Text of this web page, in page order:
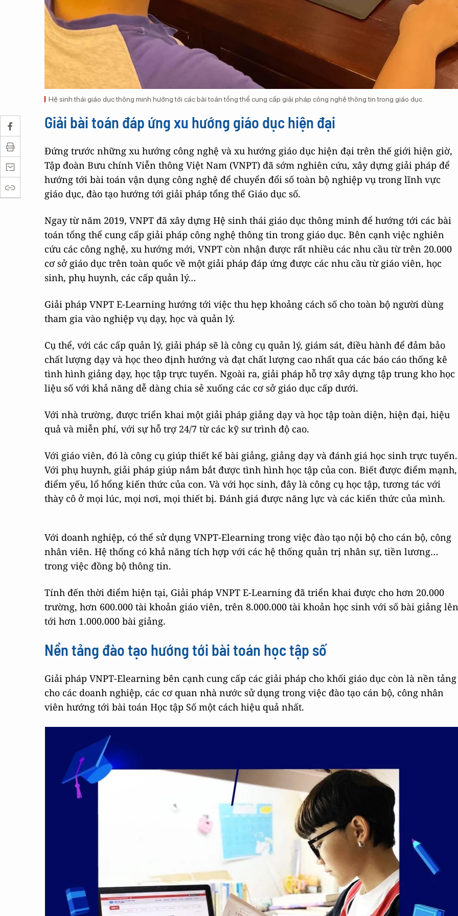
Hệ sinh thái giáo dục thông minh hướng tới các bài toán tổng thể cung cấp giải pháp công nghệ thông tin trong giáo dục.
Giải bài toán đáp ứng xu hướng giáo dục hiện đại
Đứng trước những xu hướng công nghệ và xu hướng giáo dục hiện đại trên thế giới hiện giờ,
Tập đoàn Bưu chính Viễn thông Việt Nam (VNPT) đã sớm nghiên cứu, xây dựng giải pháp để
hướng tới bài toán vận dụng công nghệ để chuyển đổi số toàn bộ nghiệp vụ trong lĩnh vực
giáo dục, đào tạo hướng tới giải pháp tổng thể Giáo dục số.
Ngay từ năm 2019, VNPT đã xây dựng Hệ sinh thái giáo dục thông minh để hướng tới các bài
toán tổng thể cung cấp giải pháp công nghệ thông tin trong giáo dục. Bên cạnh việc nghiên
cứu các công nghệ, xu hướng mới, VNPT còn nhận được rất nhiều các nhu cầu từ trên 20.000
cơ sở giáo dục trên toàn quốc về một giải pháp đáp ứng được các nhu cầu từ giáo viên, học
sinh, phụ huynh, các cấp quản lý…
Giải pháp VNPT E-Learning hướng tới việc thu hẹp khoảng cách số cho toàn bộ người dùng
tham gia vào nghiệp vụ dạy, học và quản lý.
Cụ thể, với các cấp quản lý, giải pháp sẽ là công cụ quản lý, giám sát, điều hành để đảm bảo
chất lượng dạy và học theo định hướng và đạt chất lượng cao nhất qua các báo cáo thống kê
tình hình giảng dạy, học tập trực tuyến. Ngoài ra, giải pháp hỗ trợ xây dựng tập trung kho học
liệu số với khả năng dễ dàng chia sẻ xuống các cơ sở giáo dục cấp dưới.
Với nhà trường, được triển khai một giải pháp giảng dạy và học tập toàn diện, hiện đại, hiệu
quả và miễn phí, với sự hỗ trợ 24/7 từ các kỹ sư trình độ cao.
Với giáo viên, đó là công cụ giúp thiết kế bài giảng, giảng dạy và đánh giá học sinh trực tuyến.
Với phụ huynh, giải pháp giúp nắm bắt được tình hình học tập của con. Biết được điểm mạnh,
điểm yếu, lổ hổng kiến thức của con. Và với học sinh, đây là công cụ học tập, tương tác với
thày cô ở mọi lúc, mọi nơi, mọi thiết bị. Đánh giá được năng lực và các kiến thức của mình.
Với doanh nghiệp, có thể sử dụng VNPT-Elearning trong việc đào tạo nội bộ cho cán bộ, công
nhân viên. Hệ thống có khả năng tích hợp với các hệ thống quản trị nhân sự, tiền lương…
trong việc đồng bộ thông tin.
Tính đến thời điểm hiện tại, Giải pháp VNPT E-Learning đã triển khai được cho hơn 20.000
trường, hơn 600.000 tài khoản giáo viên, trên 8.000.000 tài khoản học sinh với số bài giảng lên
tới hơn 1.000.000 bài giảng.
Nền tảng đào tạo hướng tới bài toán học tập số
Giải pháp VNPT-Elearning bên cạnh cung cấp các giải pháp cho khối giáo dục còn là nền tảng
cho các doanh nghiệp, các cơ quan nhà nước sử dụng trong việc đào tạo cán bộ, công nhân
viên hướng tới bài toán Học tập Số một cách hiệu quả nhất.